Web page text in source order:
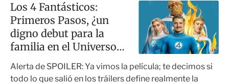
Los 4 Fantásticos:
Primeros Pasos, ¿un
digno debut para la
familia en el Universo
Marvel?
Alerta de SPOILER: Ya vimos la película; te decimos si
todo lo que salió en los tráilers define realmente la